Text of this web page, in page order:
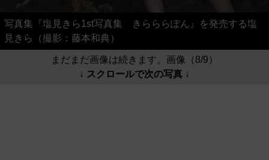
写真集『塩見きら1st写真集 きらららぽん』を発売する塩
見きら（撮影：藤本和典）
まだまだ画像は続きます。画像（8/9）
↓ スクロールで次の写真 ↓